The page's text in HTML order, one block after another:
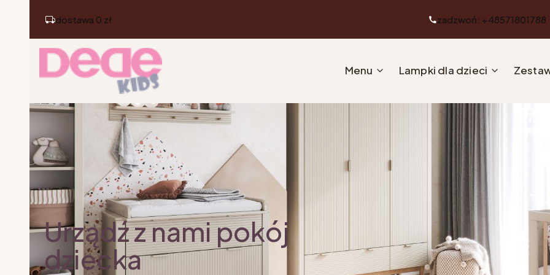
dostawa 0 zł zadzwoń: +48571801788
Menu Lampki dla dzieci
Urządź z nami pokój
dziecka